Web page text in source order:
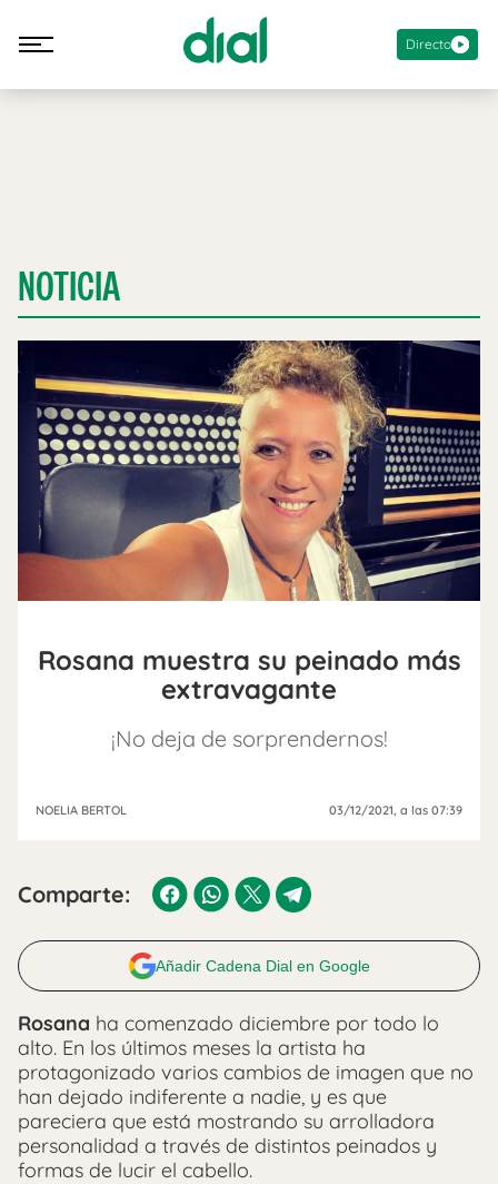
Directo
NOTICIA
Rosana muestra su peinado más
extravagante
¡No deja de sorprendernos!
NOELIA BERTOL 03/12/2021, a las 07:39
Comparte:
Añadir Cadena Dial en Google
Rosana ha comenzado diciembre por todo lo
alto. En los últimos meses la artista ha
protagonizado varios cambios de imagen que no
han dejado indiferente a nadie, y es que
pareciera que está mostrando su arrolladora
personalidad a través de distintos peinados y
formas de lucir el cabello.